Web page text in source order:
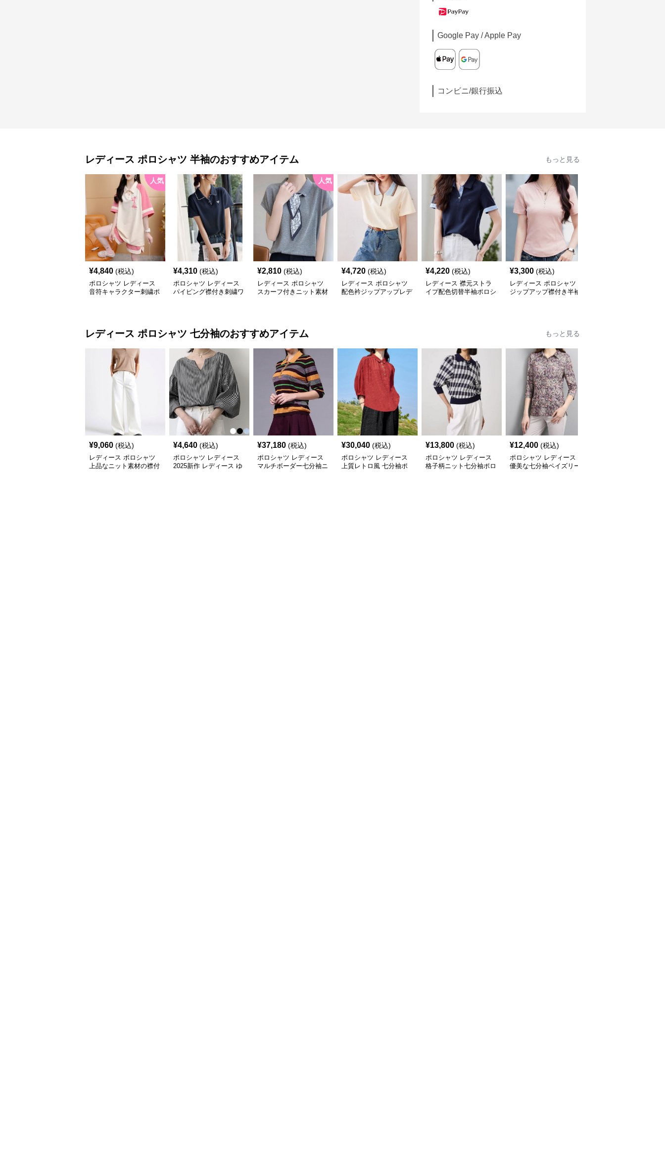
Google Pay / Apple Pay
コンビニ/銀行振込
レディース ポロシャツ 半袖のおすすめアイテム もっと見る
人気
¥4,840 (税込)
ポロシャツ レディース
音符キャラクター刺繍ポ
¥4,310 (税込)
ポロシャツ レディース
パイピング襟付き刺繍ワ
人気
¥2,810 (税込)
レディース ポロシャツ
スカーフ付きニット素材
¥4,720 (税込)
レディース ポロシャツ
配色衿ジップアップレデ
¥4,220 (税込)
レディース 襟元ストラ
イプ配色切替半袖ポロシ
¥3,300 (税込)
レディース ポロシャツ
ジップアップ襟付き半袖
レディース ポロシャツ 七分袖のおすすめアイテム もっと見る
¥9,060 (税込)
レディース ポロシャツ
上品なニット素材の襟付
¥4,640 (税込)
ポロシャツ レディース
2025新作 レディース ゆ
¥37,180 (税込)
ポロシャツ レディース
マルチボーダー七分袖ニ
¥30,040 (税込)
ポロシャツ レディース
上質レトロ風 七分袖ポ
¥13,800 (税込)
ポロシャツ レディース
格子柄ニット七分袖ポロ
¥12,400 (税込)
ポロシャツ レディース
優美な七分袖ペイズリー